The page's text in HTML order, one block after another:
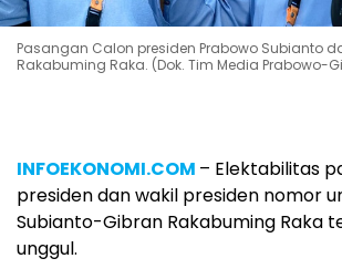
Pasangan Calon presiden Prabowo Subianto
Rakabuming Raka. (Dok. Tim Media Prabowo-
INFOEKONOMI.COM – Elektabilitas
presiden dan wakil presiden nomor
Subianto-Gibran Rakabuming Raka
unggul.